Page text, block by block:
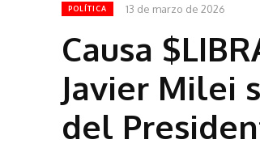
POLÍTICA 13 de marzo de 2026
Causa
Javier Milei
del